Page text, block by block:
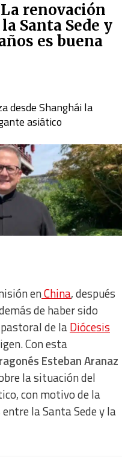
renovación
Santa Sede y
es buena
desde Shanghái la
asiático
enChina, después
de haber sido
de laDiócesis
Con esta
Esteban Aranaz
la situación del
con motivo de la
la Santa Sede y la